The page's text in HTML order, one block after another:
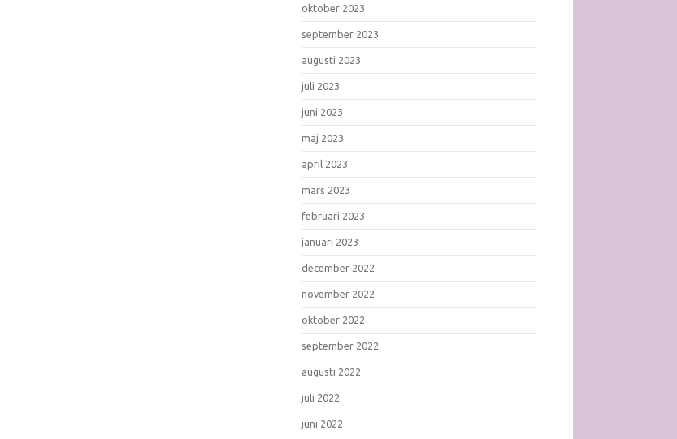
oktober 2023
september 2023
augusti 2023
juli 2023
juni 2023
maj 2023
april 2023
mars 2023
februari 2023
januari 2023
december 2022
november 2022
oktober 2022
september 2022
augusti 2022
juli 2022
juni 2022